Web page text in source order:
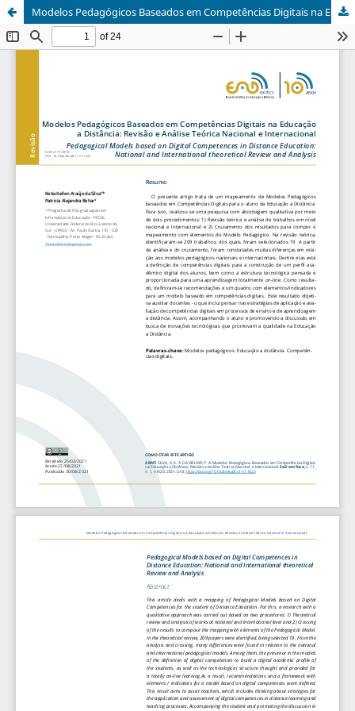
Modelos Pedagógicos Baseados em Competências Digitais na Educação a Distância: Revisão e Análise Teórica Nacional e Internacional